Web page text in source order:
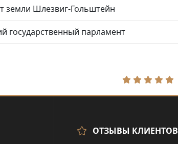
земли Шлезвиг-Гольштейн
государственный парламент
ОТЗЫВЫ КЛИЕНТОВ